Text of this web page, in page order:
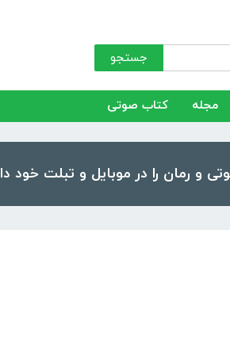
جستجو
مجله کتاب صوتی